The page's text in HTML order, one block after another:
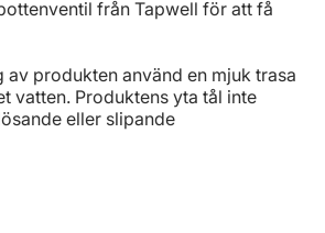
från Tapwell för att få
av produkten använd en mjuk trasa
vatten. Produktens yta tål inte
eller slipande